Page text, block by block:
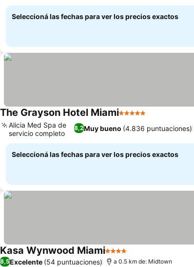
Seleccioná las fechas para ver los precios exactos
The Grayson Hotel Miami5 Estrellas
8,2Muy bueno (4.836 puntuaciones)
Alicia Med Spa de
servicio completo
Seleccioná las fechas para ver los precios exactos
Kasa Wynwood Miami4 Estrellas
8,5Excelente (54 puntuaciones) a 0.5 km de: Midtown